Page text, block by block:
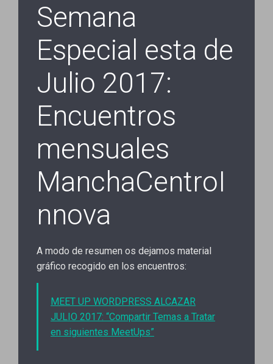
Semana
Especial esta de
Julio 2017:
Encuentros
mensuales
ManchaCentroI
nnova
A modo de resumen os dejamos material
gráfico recogido en los encuentros:
MEET UP WORDPRESS ALCAZAR
JULIO 2017: “Compartir Temas a Tratar
en siguientes MeetUps”